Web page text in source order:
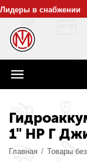
Лидеры в снабжении
1" НР Г
Главная / Товары